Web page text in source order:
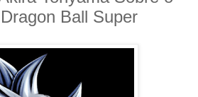
Ball Super